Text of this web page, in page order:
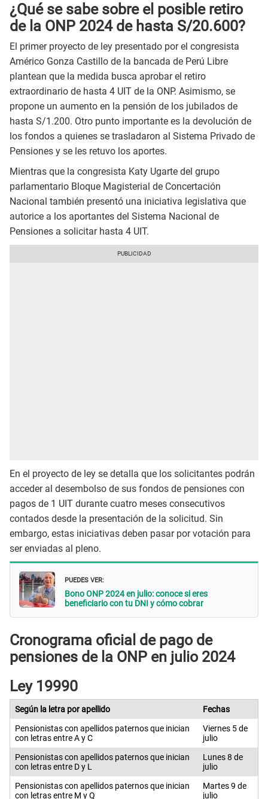
¿Qué se sabe sobre el posible retiro
de la ONP 2024 de hasta S/20.600?
El primer proyecto de ley presentado por el congresista
Américo Gonza Castillo de la bancada de Perú Libre
plantean que la medida busca aprobar el retiro
extraordinario de hasta 4 UIT de la ONP. Asimismo, se
propone un aumento en la pensión de los jubilados de
hasta S/1.200. Otro punto importante es la devolución de
los fondos a quienes se trasladaron al Sistema Privado de
Pensiones y se les retuvo los aportes.
Mientras que la congresista Katy Ugarte del grupo
parlamentario Bloque Magisterial de Concertación
Nacional también presentó una iniciativa legislativa que
autorice a los aportantes del Sistema Nacional de
Pensiones a solicitar hasta 4 UIT.
En el proyecto de ley se detalla que los solicitantes podrán
acceder al desembolso de sus fondos de pensiones con
pagos de 1 UIT durante cuatro meses consecutivos
contados desde la presentación de la solicitud. Sin
embargo, estas iniciativas deben pasar por votación para
ser enviadas al pleno.
PUEDES VER:
Bono ONP 2024 en julio: conoce si eres
beneficiario con tu DNI y cómo cobrar
Cronograma oficial de pago de
pensiones de la ONP en julio 2024
Ley 19990
Según la letra por apellido
Fechas
Pensionistas con apellidos paternos que inician
con letras entre A y C
Viernes 5 de
julio
Pensionistas con apellidos paternos que inician
con letras entre D y L
Lunes 8 de
julio
Pensionistas con apellidos paternos que inician
con letras entre M y Q
Martes 9 de
julio